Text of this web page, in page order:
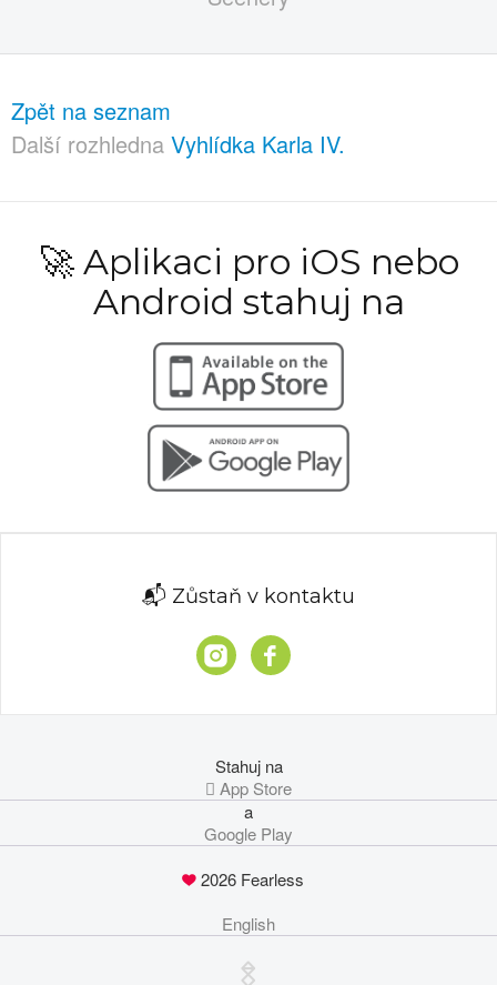
Zpět na seznam
Další rozhledna Vyhlídka Karla IV.
🚀 Aplikaci pro iOS nebo
Android stahuj na
📬 Zůstaň v kontaktu
Stahuj na
 App Store
a
Google Play
2026 Fearless
English